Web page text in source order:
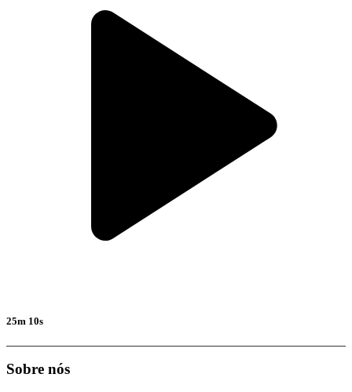
25m 10s
Sobre nós